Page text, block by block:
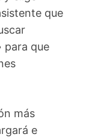
que
para que
más
e